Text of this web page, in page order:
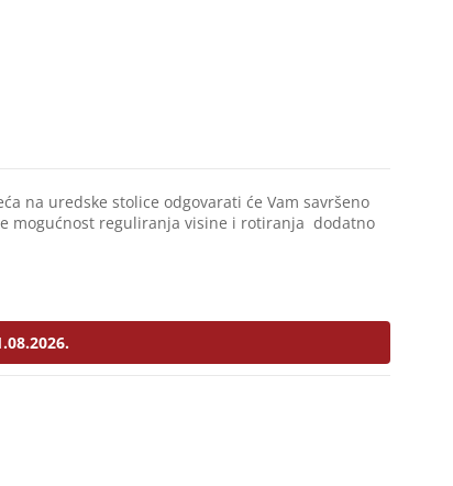
na uredske stolice odgovarati će Vam savršeno
mogućnost reguliranja visine i rotiranja dodatno